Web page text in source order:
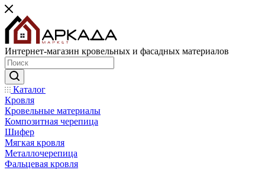
Интернет-магазин кровельных и фасадных материалов
Каталог
Кровля
Кровельные материалы
Композитная черепица
Шифер
Мягкая кровля
Металлочерепица
Фальцевая кровля